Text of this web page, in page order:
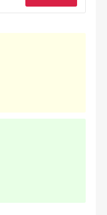
生 ブランド 和服
卒園式 結婚式 篠原縫